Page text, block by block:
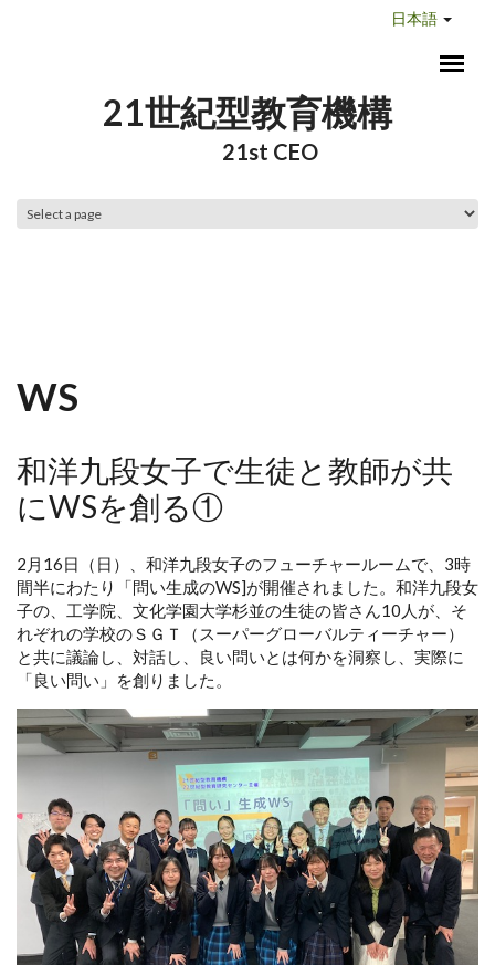
日本語
21世紀型教育機構
21st CEO
WS
和洋九段女子で生徒と教師が共
にWSを創る①
2月16日（日）、和洋九段女子のフューチャールームで、3時
間半にわたり「問い生成のWS]が開催されました。和洋九段女
子の、工学院、文化学園大学杉並の生徒の皆さん10人が、そ
れぞれの学校のＳＧＴ（スーパーグローバルティーチャー）
と共に議論し、対話し、良い問いとは何かを洞察し、実際に
「良い問い」を創りました。